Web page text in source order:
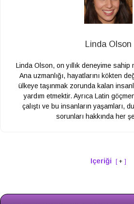
Linda Olson
Linda Olson, on yıllık deneyime sahip
Ana uzmanlığı, hayatlarını kökten
ülkeye taşınmak zorunda kalan
yardım etmektir. Ayrıca Latin
çalıştı ve bu insanların yaşamları,
sorunları hakkında her
Içeriği +